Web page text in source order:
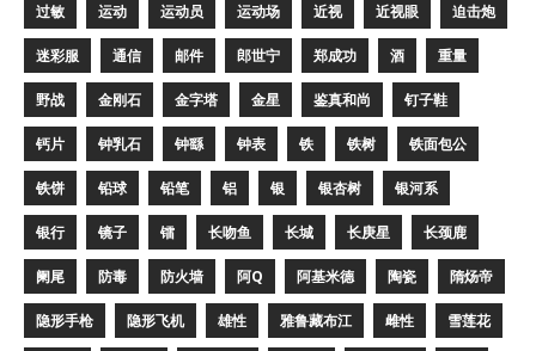
过敏 运动 运动员 运动场 近视 近视眼 迫击炮
迷彩服 通信 邮件 郎世宁 郑成功 酒 重量
野战 金刚石 金字塔 金星 鉴真和尚 钉子鞋
钙片 钟乳石 钟繇 钟表 铁 铁树 铁面包公
铁饼 铅球 铅笔 铝 银 银杏树 银河系
银行 镜子 镭 长吻鱼 长城 长庚星 长颈鹿
阑尾 防毒 防火墙 阿Q 阿基米德 陶瓷 隋炀帝
隐形手枪 隐形飞机 雄性 雅鲁藏布江 雌性 雪莲花